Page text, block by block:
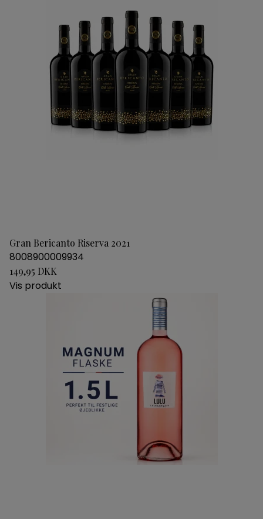
Gran Bericanto Riserva 2021
8008900009934
149,95 DKK
Vis produkt